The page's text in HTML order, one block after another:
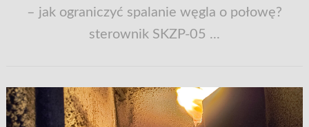
– jak ograniczyć spalanie węgla o połowę?
sterownik SKZP-05 ...